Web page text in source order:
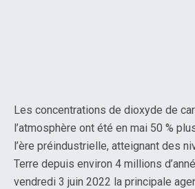
Les concentrations de dioxyde de
l’atmosphère ont été en mai 50 %
l’ère préindustrielle, atteignant des
Terre depuis environ 4 millions
vendredi 3 juin 2022 la principale